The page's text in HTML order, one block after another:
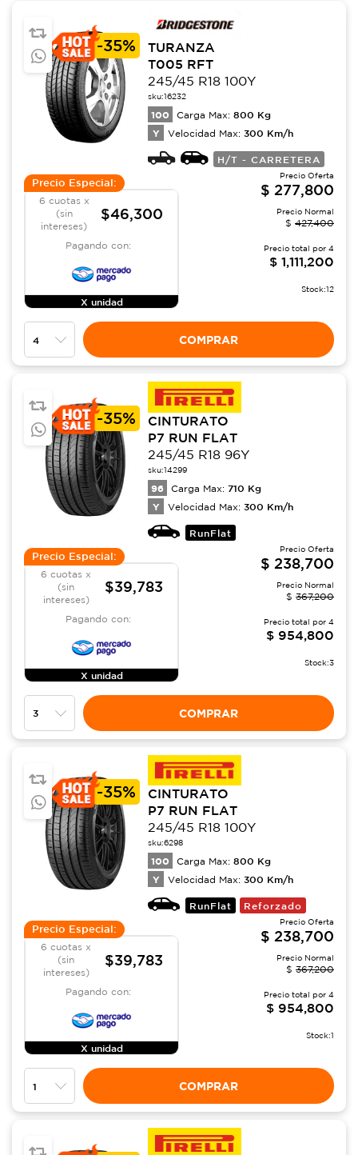
-35%
TURANZA
T005 RFT
245/45 R18 100Y
sku:16232
100 Carga Max: 800 Kg
Y Velocidad Max: 300 Km/h
H/T - CARRETERA
Precio Especial:
6 cuotas x
(sin
intereses)
$46,300
Pagando con:
X unidad
Precio Oferta
$ 277,800
Precio Normal
$ 427,400
Precio total por 4
$ 1,111,200
Stock:12
COMPRAR
-35%
CINTURATO
P7 RUN FLAT
245/45 R18 96Y
sku:14299
96 Carga Max: 710 Kg
Y Velocidad Max: 300 Km/h
RunFlat
Precio Especial:
6 cuotas x
(sin
intereses)
$39,783
Pagando con:
X unidad
Precio Oferta
$ 238,700
Precio Normal
$ 367,200
Precio total por 4
$ 954,800
Stock:3
COMPRAR
-35%
CINTURATO
P7 RUN FLAT
245/45 R18 100Y
sku:6298
100 Carga Max: 800 Kg
Y Velocidad Max: 300 Km/h
RunFlat Reforzado
Precio Especial:
6 cuotas x
(sin
intereses)
$39,783
Pagando con:
X unidad
Precio Oferta
$ 238,700
Precio Normal
$ 367,200
Precio total por 4
$ 954,800
Stock:1
COMPRAR